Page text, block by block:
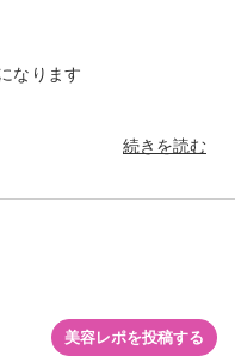
なります
続きを読む
美容レポを投稿する